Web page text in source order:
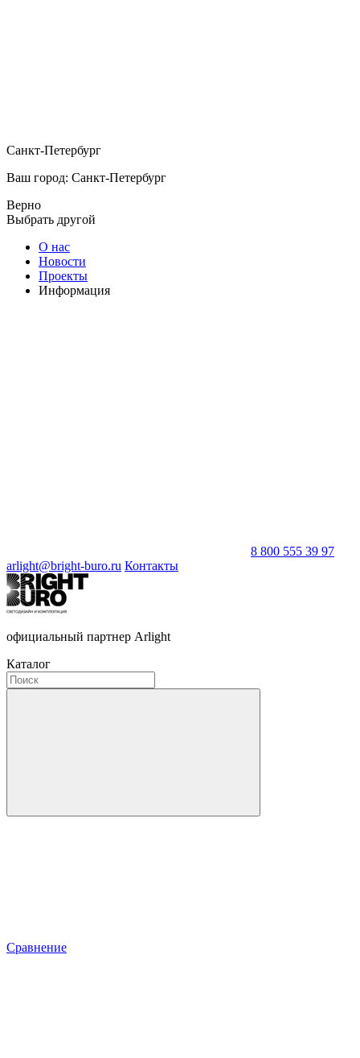
Санкт-Петербург
Ваш город: Санкт-Петербург
Верно
Выбрать другой
О нас
Новости
Проекты
Информация
8 800 555 39 97
arlight@bright-buro.ru Контакты
официальный партнер Arlight
Каталог
Сравнение